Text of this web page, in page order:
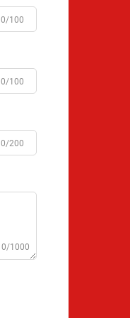
0/100
0/100
0/200
0/1000